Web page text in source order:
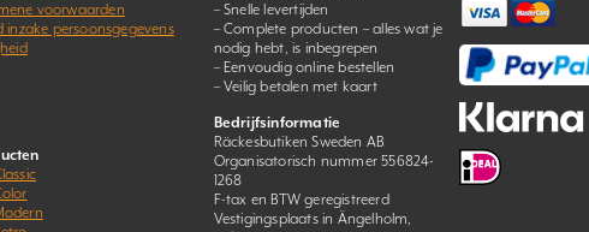
voorwaarden
inzake persoonsgegevens
– Snelle levertijden
– Complete producten – alles wat je
nodig hebt, is inbegrepen
– Eenvoudig online bestellen
– Veilig betalen met kaart
Bedrijfsinformatie
Räckesbutiken Sweden AB
Organisatorisch nummer 556824-
1268
F-tax en BTW geregistreerd
Vestigingsplaats in Ängelholm,